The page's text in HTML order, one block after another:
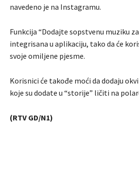
navedeno je na Instagramu.
Funkcija “Dodajte sopstvenu muziku
integrisana u aplikaciju, tako da će
svoje omiljene pjesme.
Korisnici će takođe moći da dodaju
koje su dodate u “storije” ličiti na
(RTV GD/N1)